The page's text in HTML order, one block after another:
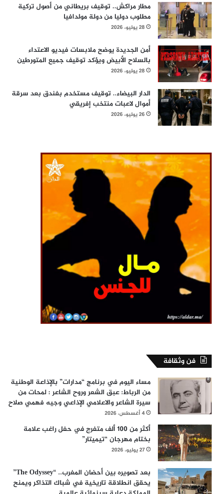
مطار مراكش.. توقيف بريطاني من أصول تركية
مطلوب دوليا من دولة مولدافيا
28 يوليو، 2026
أمن الجديدة يوضح ملابسات فيديو الاعتداء
بالسلاح الأبيض ويؤكد توقيف جميع المتورطين
28 يوليو، 2026
الدار البيضاء.. توقيف مستخدم بفندق بعد سرقة
أموال لاعبات منتخب إفريقي
26 يوليو، 2026
فن وثقافة
مساء اليوم في برنامج “مدارات” بالإذاعة الوطنية
من الرباط: عبق الشعر وروح الشاعر : لمحات من
سيرة الشاعر والاعلامي الإذاعي وجيه فهمي صلاح
4 أغسطس، 2026
أكثر من 100 ألف متفرج في حفل راغب علامة
بختام مهرجان “تيميتار”
27 يوليو، 2026
بعد تصويره بين أحضان المغرب.. “The Odyssey”
يحقق انطلاقة تاريخية في شباك التذاكر ويمنح